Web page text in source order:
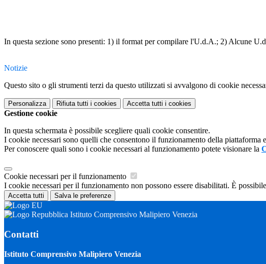
In questa sezione sono presenti: 1) il format per compilare l'U.d.A.; 2) Alcune
Notizie
Questo sito o gli strumenti terzi da questo utilizzati si avvalgono di cookie
Personalizza Rifiuta tutti i cookies Accetta tutti i cookies
Gestione cookie
In questa schermata è possibile scegliere quali cookie consentire.
I cookie necessari sono quelli che consentono il funzionamento della piattaforma
Per conoscere quali sono i cookie necessari al funzionamento potete visionare la
Cookie necessari per il funzionamento
I cookie necessari per il funzionamento non possono essere disabilitati. È
Accetta tutti Salva le preferenze
Istituto Comprensivo Malipiero Venezia
Contatti
Istituto Comprensivo Malipiero Venezia